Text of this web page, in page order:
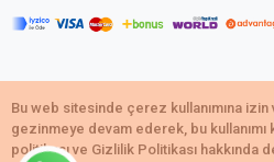
Copyright © 2021,Emerald Takı
Tüm bilgileriniz 256bit SSL
Bu web sitesinde çerez kullanımına
gezinmeye devam ederek, bu kullanımı
politikası ve Gizlilik Politikası hakkında